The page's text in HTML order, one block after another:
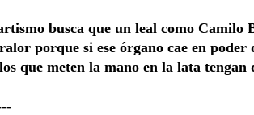
busca que un leal como Camilo
porque si ese órgano cae en
que meten la mano en la lata